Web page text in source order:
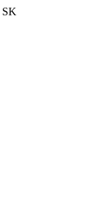
SK